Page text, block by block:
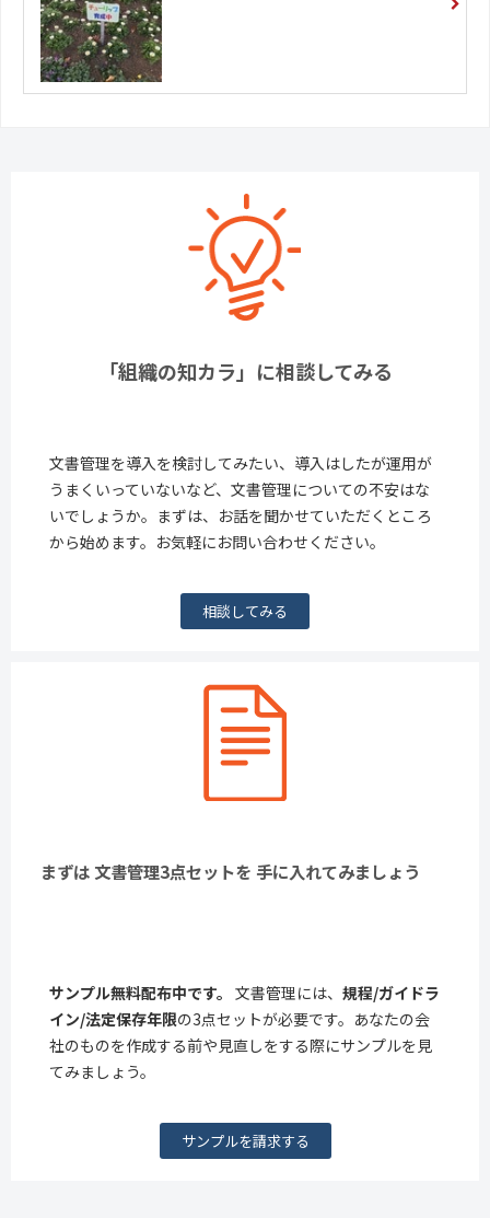
「組織の知カラ」に相談してみる
文書管理を導入を検討してみたい、導入はしたが運用が
うまくいっていないなど、文書管理についての不安はな
いでしょうか。まずは、お話を聞かせていただくところ
から始めます。お気軽にお問い合わせください。
相談してみる
まずは 文書管理3点セットを 手に入れてみましょう
サンプル無料配布中です。 文書管理には、 規程/ガイドラ
イン/法定保存年限の3点セットが必要です。あなたの会
社のものを作成する前や見直しをする際にサンプルを見
てみましょう。
サンプルを請求する